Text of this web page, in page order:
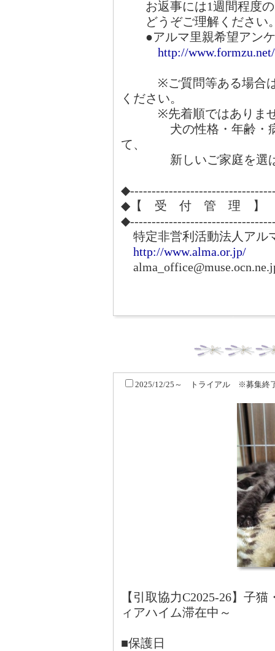
お返事には1週間程度の
どうぞご理解ください
●アルマ里親希望アンケ
http://
※ご質問等ある場合は
ください。
※先着順ではありま
犬の性格・年齢・病気
て、
新しいご家庭を選ば
◆【 受 付 管 理 】
特定非営利活動法人アル
http://www.alma.or.jp/
2025/12/25～ トライアル ※募集終
【引取協力C2025-26】
ィアハイム滞在中～
■保護日